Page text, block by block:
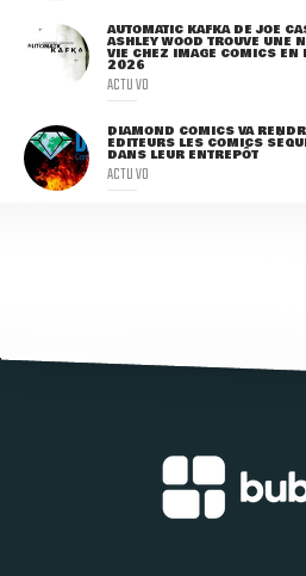
AUTOMATIC KAFKA DE JOE
ASHLEY WOOD TROUVE UNE
VIE CHEZ IMAGE COMICS EN
2026
ACTU VO
DIAMOND COMICS VA
ÉDITEURS LES COMICS
DANS LEUR ENTREPÔT
ACTU VO